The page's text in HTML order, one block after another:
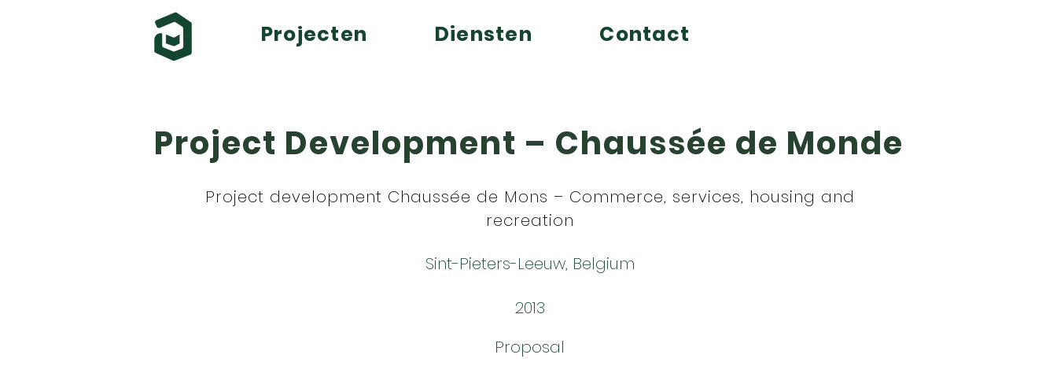
Projecten Diensten Contact
Project Development – Chaussée de Monde
Project development Chaussée de Mons – Commerce, services, housing and
recreation
Sint-Pieters-Leeuw, Belgium
2013
Proposal